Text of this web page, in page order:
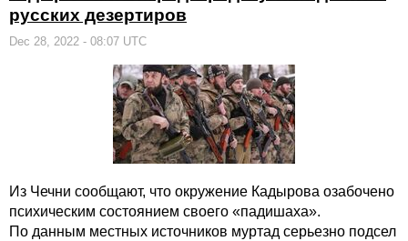
русских дезертиров
Dec 28, 2022 - 08:07 UTC
Из Чечни сообщают, что окружение Кадырова озабочено
психическим состоянием своего «падишаха».
По данным местных источников муртад серьезно подсел